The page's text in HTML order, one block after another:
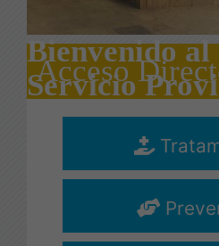
Bienvenido al
Servicio
Adicciones
Diputación de Almería.
más info...
Acceso